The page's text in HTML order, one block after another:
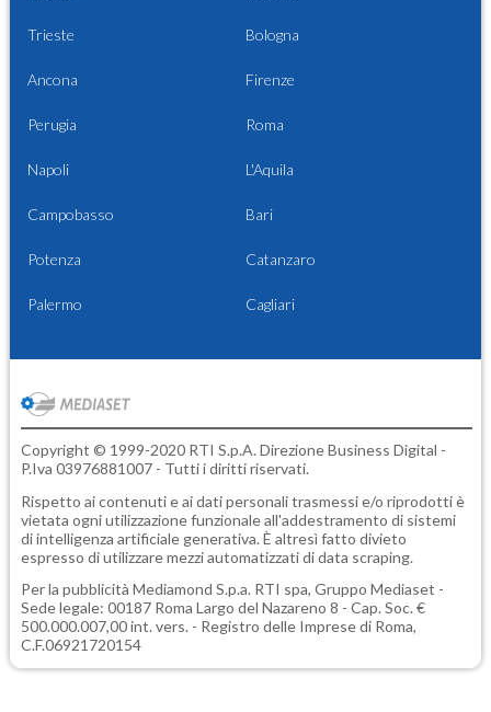
Trieste Bologna
Ancona Firenze
Perugia Roma
Napoli L'Aquila
Campobasso Bari
Potenza Catanzaro
Palermo Cagliari
Copyright © 1999-2020 RTI S.p.A. Direzione Business Digital -
P.Iva 03976881007 - Tutti i diritti riservati.
Rispetto ai contenuti e ai dati personali trasmessi e/o riprodotti è
vietata ogni utilizzazione funzionale all'addestramento di sistemi
di intelligenza artificiale generativa. È altresì fatto divieto
espresso di utilizzare mezzi automatizzati di data scraping.
Per la pubblicità Mediamond S.p.a. RTI spa, Gruppo Mediaset -
Sede legale: 00187 Roma Largo del Nazareno 8 - Cap. Soc. €
500.000.007,00 int. vers. - Registro delle Imprese di Roma,
C.F.06921720154